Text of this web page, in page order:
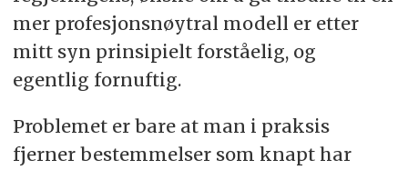
mer profesjonsnøytral modell er etter
mitt syn prinsipielt forståelig, og
egentlig fornuftig.
Problemet er bare at man i praksis
fjerner bestemmelser som knapt har